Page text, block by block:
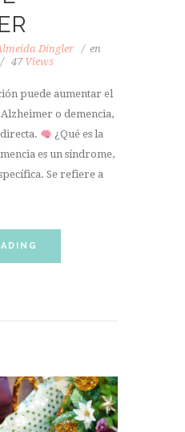
Dingler
en
47Views
puede aumentar el
o demencia,
directa.
¿Qué es la
es un síndrome,
Se refiere a